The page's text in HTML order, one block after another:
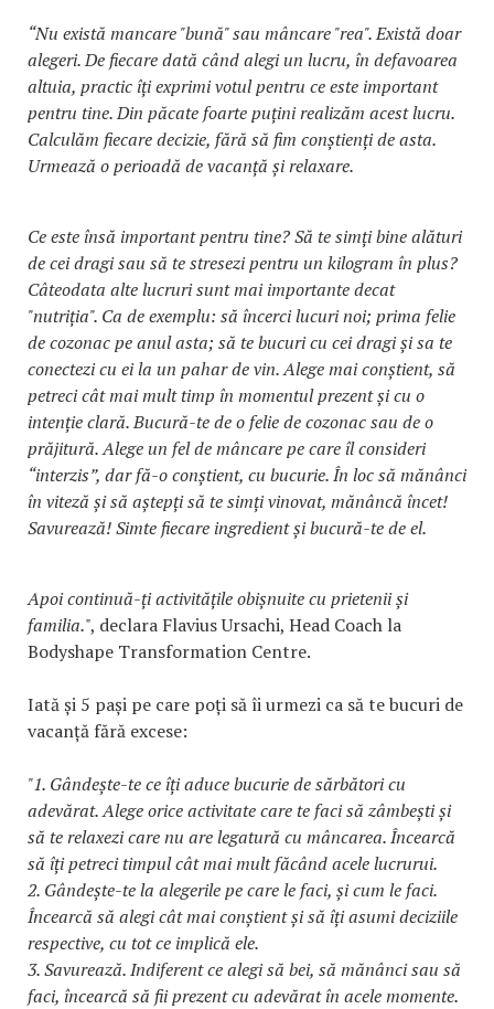
“Nu există mancare "bună" sau mâncare "rea". Există doar
alegeri. De fiecare dată când alegi un lucru, în defavoarea
altuia, practic îți exprimi votul pentru ce este important
pentru tine. Din păcate foarte puțini realizăm acest lucru.
Calculăm fiecare decizie, fără să fim conștienți de asta.
Urmează o perioadă de vacanță și relaxare.
Ce este însă important pentru tine? Să te simți bine alături
de cei dragi sau să te stresezi pentru un kilogram în plus?
Câteodata alte lucruri sunt mai importante decat
"nutriția". Ca de exemplu: să încerci lucuri noi; prima felie
de cozonac pe anul asta; să te bucuri cu cei dragi și sa te
conectezi cu ei la un pahar de vin. Alege mai conștient, să
petreci cât mai mult timp în momentul prezent și cu o
intenție clară. Bucură-te de o felie de cozonac sau de o
prăjitură. Alege un fel de mâncare pe care îl consideri
“interzis”, dar fă-o conștient, cu bucurie. În loc să mănânci
în viteză și să aștepți să te simți vinovat, mănâncă încet!
Savurează! Simte fiecare ingredient și bucură-te de el.
Apoi continuă-ți activitățile obișnuite cu prietenii și
familia.", declara Flavius Ursachi, Head Coach la
Bodyshape Transformation Centre.
Iată și 5 pași pe care poți să îi urmezi ca să te bucuri de
vacanță fără excese:
"1. Gândește-te ce îți aduce bucurie de sărbători cu
adevărat. Alege orice activitate care te faci să zâmbești și
să te relaxezi care nu are legatură cu mâncarea. Încearcă
să îți petreci timpul cât mai mult făcând acele lucrurui.
2. Gândește-te la alegerile pe care le faci, și cum le faci.
Încearcă să alegi cât mai conștient și să îți asumi deciziile
respective, cu tot ce implică ele.
3. Savurează. Indiferent ce alegi să bei, să mănânci sau să
faci, încearcă să fii prezent cu adevărat în acele momente.